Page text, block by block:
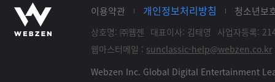
이용약관 개인정보처리방침 청소년보
상호명: ㈜웹젠 대표이사: 김태영
사업자등록:
웹마스터메일 : sunclassic-help@webzen.co.kr
Webzen Inc. Global Digital Entertainment